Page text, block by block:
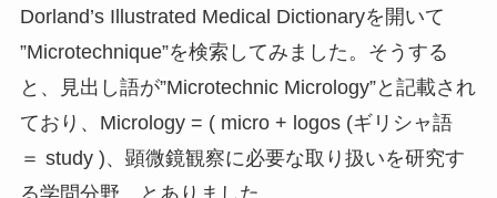
Dorland’s Illustrated Medical Dictionaryを開いて
”Microtechnique”を検索してみました。そうする
と、見出し語が”Microtechnic Micrology”と記載され
ており、Micrology = ( micro + logos (ギリシャ語
＝ study )、顕微鏡観察に必要な取り扱いを研究す